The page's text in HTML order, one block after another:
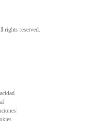
rights reserved.